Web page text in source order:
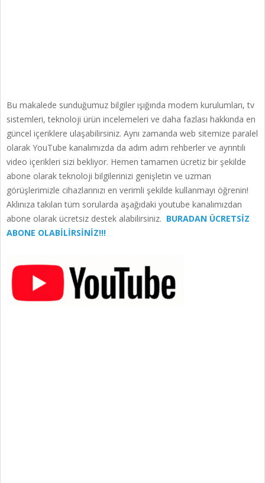
Bu makalede sunduğumuz bilgiler ışığında modem kurulumları, tv
sistemleri, teknoloji ürün incelemeleri ve daha fazlası hakkında en
güncel içeriklere ulaşabilirsiniz. Aynı zamanda web sitemize paralel
olarak YouTube kanalımızda da adım adım rehberler ve ayrıntılı
video içerikleri sizi bekliyor. Hemen tamamen ücretiz bir şekilde
abone olarak teknoloji bilgilerinizi genişletin ve uzman
görüşlerimizle cihazlarınızı en verimli şekilde kullanmayı öğrenin!
Aklınıza takılan tüm sorularda aşağıdaki youtube kanalımızdan
abone olarak ücretsiz destek alabilirsiniz. BURADAN ÜCRETSİZ
ABONE OLABİLİRSİNİZ!!!